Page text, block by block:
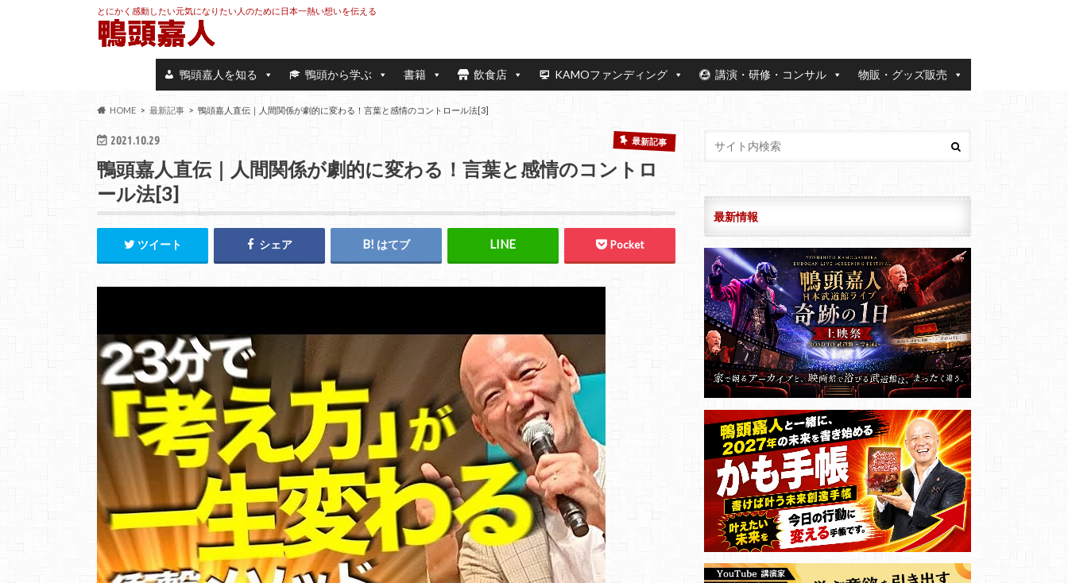
とにかく感動したい元気になりたい人のために日本一熱い想いを伝える
鴨頭嘉人を知る 鴨頭から学ぶ 書籍 飲食店 KAMOファンディング 講演・研修・コンサル 物販・グッズ販売
HOME 最新記事 鴨頭嘉人直伝｜人間関係が劇的に変わる！言葉と感情のコントロール法[3]
2021.10.29 最新記事
鴨頭嘉人直伝｜人間関係が劇的に変わる！言葉と感情のコントロ
ール法[3]
ツイート シェア はてブ Pocket
最新情報